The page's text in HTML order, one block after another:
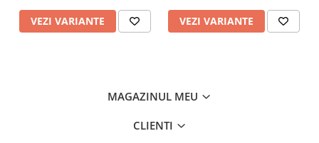
VEZI VARIANTE VEZI VARIANTE
MAGAZINUL MEU
CLIENTI